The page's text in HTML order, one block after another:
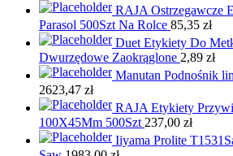
RAJA Ostrzegawcze
Parasol 500Szt Na Rolce 85,35 zł
Duet Etykiety Do
Dwurzędowe Zaokrąglone 2,89 zł
Manutan Podnośnik
2623,47 zł
RAJA Etykiety
100X45Mm 500Szt 237,00 zł
Iiyama Prolite